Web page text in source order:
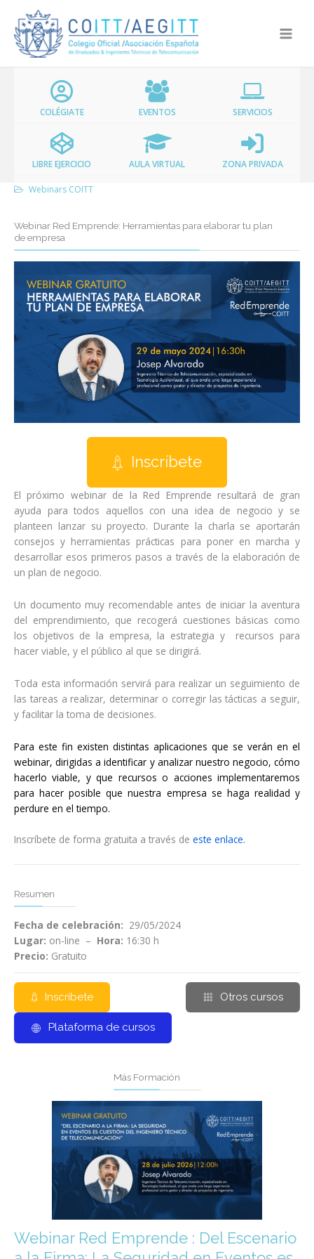
contenido
COLÉGIATE EVENTOS SERVICIOS
LIBRE EJERCICIO AULA VIRTUAL ZONA PRIVADA
Webinars COITT
Webinar Red Emprende: Herramientas para elaborar tu plan
de empresa
Inscríbete
El próximo webinar de la Red Emprende resultará de gran
ayuda para todos aquellos con una idea de negocio y se
planteen lanzar su proyecto. Durante la charla se aportarán
consejos y herramientas prácticas para poner en marcha y
desarrollar esos primeros pasos a través de la elaboración de
un plan de negocio.
Un documento muy recomendable antes de iniciar la aventura
del emprendimiento, que recogerá cuestiones básicas como
los objetivos de la empresa, la estrategia y recursos para
hacer viable, y el público al que se dirigirá.
Toda esta información servirá para realizar un seguimiento de
las tareas a realizar, determinar o corregir las tácticas a seguir,
y facilitar la toma de decisiones.
Para este fin existen distintas aplicaciones que se verán en el
webinar, dirigidas a identificar y analizar nuestro negocio, cómo
hacerlo viable, y que recursos o acciones implementaremos
para hacer posible que nuestra empresa se haga realidad y
perdure en el tiempo.
Inscríbete de forma gratuita a través de este enlace.
Resumen
Fecha de celebración: 29/05/2024
Lugar: on-line – Hora: 16:30 h
Precio: Gratuito
Inscríbete Otros cursos
Plataforma de cursos
Más Formación
Webinar Red Emprende : Del Escenario